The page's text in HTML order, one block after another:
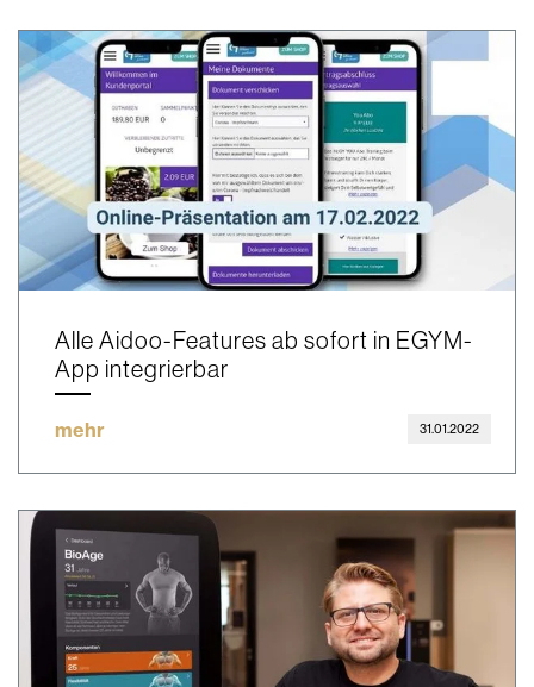
Alle Aidoo-Features ab sofort in EGYM-
App integrierbar
mehr 31.01.2022